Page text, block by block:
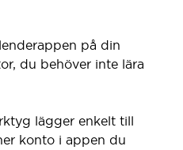
på din
du behöver inte lära
lägger enkelt till
konto i appen du